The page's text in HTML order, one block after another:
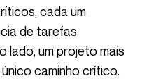
cada um
de tarefas
lado, um projeto mais
caminho crítico.